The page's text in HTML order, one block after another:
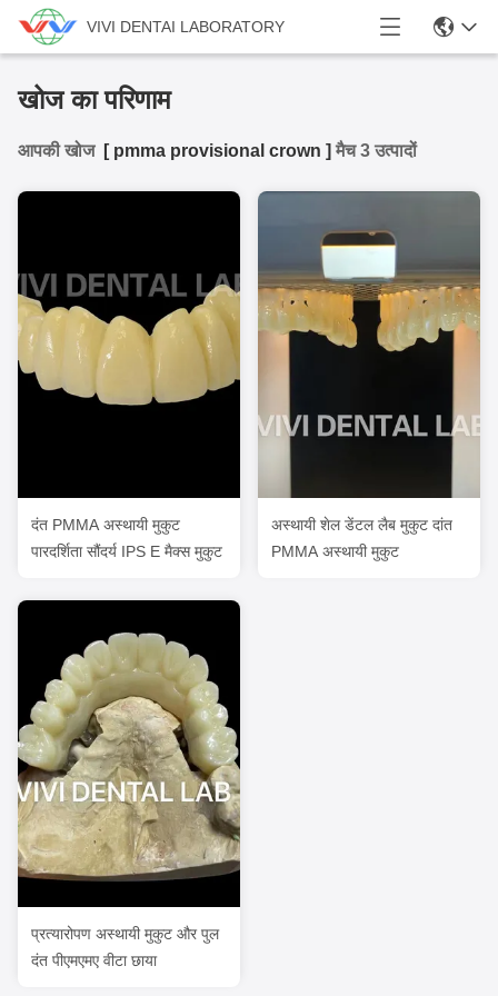
VIVI DENTAI LABORATORY
खोज का परिणाम
आपकी खोज [ pmma provisional crown ] मैच 3 उत्पादों
दंत PMMA अस्थायी मुकुट
पारदर्शिता सौंदर्य IPS E मैक्स मुकुट
अस्थायी शेल डेंटल लैब मुकुट दांत
PMMA अस्थायी मुकुट
प्रत्यारोपण अस्थायी मुकुट और पुल
दंत पीएमएमए वीटा छाया